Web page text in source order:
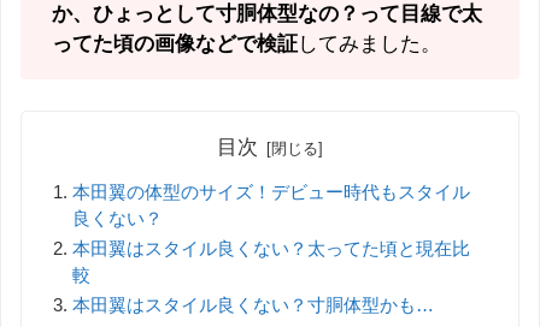
か、ひょっとして寸胴体型なの？って目線で太
ってた頃の画像などで検証してみました。
目次
本田翼の体型のサイズ！デビュー時代もスタイル
良くない？
本田翼はスタイル良くない？太ってた頃と現在比
較
本田翼はスタイル良くない？寸胴体型かも…